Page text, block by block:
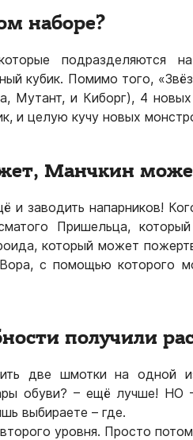
наборе?
подразделяются
кубик. Помимо того,
Мутант, и Киборг), 4
и целую кучу новых
Манчкин
и заводить напарников!
Пришельца,
который может
с помощью которого
получили
две шмотки на одной
обуви? – ещё лучше! НО
выбираете – где.
уровня. Просто